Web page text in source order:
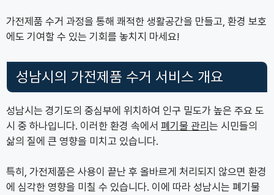
가전제품 수거 과정을 통해 쾌적한 생활공간을 만들고, 환경 보호
에도 기여할 수 있는 기회를 놓치지 마세요!
성남시의 가전제품 수거 서비스 개요
성남시는 경기도의 중심부에 위치하여 인구 밀도가 높은 주요 도
시 중 하나입니다. 이러한 환경 속에서 폐기물 관리는 시민들의
삶의 질에 큰 영향을 미치고 있습니다.
특히, 가전제품은 사용이 끝난 후 올바르게 처리되지 않으면 환경
에 심각한 영향을 미칠 수 있습니다. 이에 따라 성남시는 폐기물